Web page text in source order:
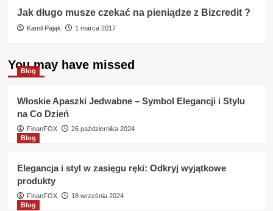
Jak długo musze czekać na pieniądze z Bizcredit ?
Kamil Pająk 1 marca 2017
You may have missed
Blog
Włoskie Apaszki Jedwabne – Symbol Elegancji i Stylu
na Co Dzień
FinanFOX
26 października 2024
Blog
Elegancja i styl w zasięgu ręki: Odkryj wyjątkowe
produkty
FinanFOX
18 września 2024
Blog